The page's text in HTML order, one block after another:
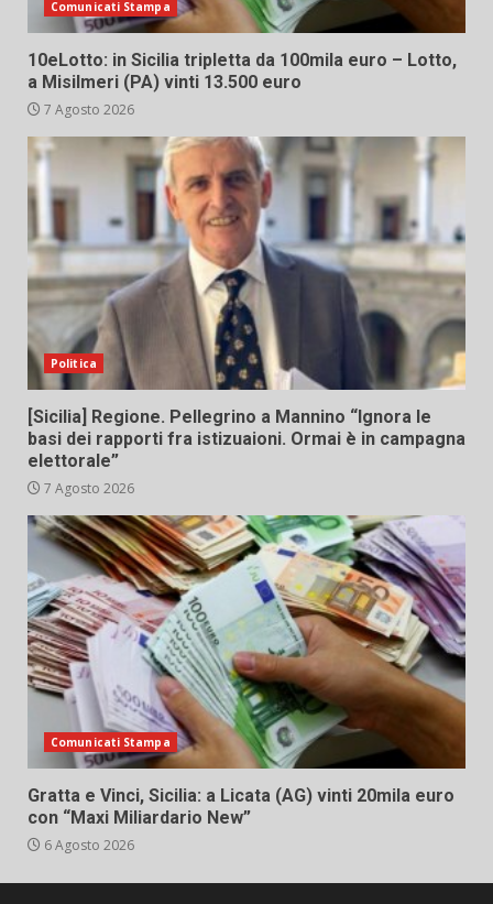
Comunicati Stampa
10eLotto: in Sicilia tripletta da 100mila euro – Lotto,
a Misilmeri (PA) vinti 13.500 euro
7 Agosto 2026
Politica
[Sicilia] Regione. Pellegrino a Mannino “Ignora le
basi dei rapporti fra istizuaioni. Ormai è in campagna
elettorale”
7 Agosto 2026
Comunicati Stampa
Gratta e Vinci, Sicilia: a Licata (AG) vinti 20mila euro
con “Maxi Miliardario New”
6 Agosto 2026